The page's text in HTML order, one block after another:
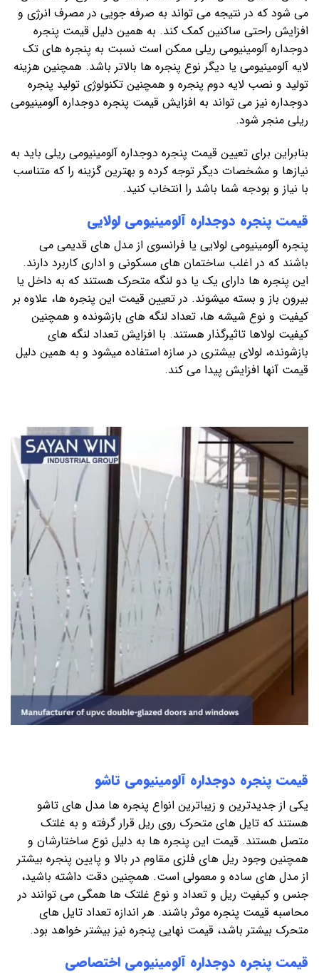
می شود که در نتیجه می تواند به صرفه جویی در مصرف انرژی و
افزایش راحتی ساکنین کمک کند. به همین دلیل قیمت پنجره
دوجداره آلومینیومی ریلی ممکن است نسبت به پنجره های تک
لایه آلومینیومی یا دیگر نوع پنجره ها بالاتر باشد. همچنین هزینه
تولید و نصب لایه دوم پنجره و همچنین تکنولوژی تولید پنجره
دوجداره نیز می تواند به افزایش قیمت پنجره دوجداره آلومینیومی
ریلی منجر شود.
بنابراین برای تعیین قیمت پنجره دوجداره آلومینیومی ریلی باید به
نیازها و مشخصات دیگر توجه کرده و بهترین گزینه را که متناسب
با نیاز و بودجه شما باشد را انتخاب کنید.
قیمت پنجره دوجداره آلومینیومی لولایی
پنجره آلومینیومی لولایی یا فرانسوی از مدل های قدیمی می
باشند که در اغلب ساختمان های مسکونی و اداری کاربرد دارند.
این پنجره ها دارای یک یا دو لنگه متحرک هستند که به داخل یا
بیرون باز و بسته میشوند. در تعیین قیمت این پنجره ها، علاوه بر
کیفیت و نوع شیشه ها، تعداد لنگه های بازشونده و همچنین
کیفیت لولاها تاثیرگذار هستند. با افزایش تعداد لنگه های
بازشونده، لولای بیشتری در سازه استفاده میشود و به همین دلیل
قیمت آنها افزایش پیدا می کند.
قیمت پنجره دوجداره آلومینیومی تاشو
یکی از جدیدترین و زیباترین انواع پنجره ها مدل های تاشو
هستند که تایل های متحرک روی ریل قرار گرفته و به غلتک
متصل هستند. قیمت این پنجره ها به دلیل نوع ساختارشان و
همچنین وجود ریل های فلزی مقاوم در بالا و پایین پنجره بیشتر
از مدل های ساده و معمولی است. همچنین دقت داشته باشید،
جنس و کیفیت ریل و تعداد و نوع غلتک ها همگی می توانند در
محاسبه قیمت پنجره موثر باشند. هر اندازه تعداد تایل های
متحرک بیشتر باشد، قیمت نهایی پنجره نیز بیشتر خواهد بود.
قیمت پنجره دوجداره آلومینیومی اختصاصی